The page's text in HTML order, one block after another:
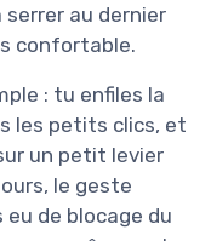
au dernier
confortable.
: tu enfiles la
les petits clics, et
un petit levier
le geste
de blocage du